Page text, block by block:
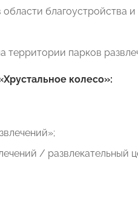
области
территории парков
колесо»:
/ развлекательный